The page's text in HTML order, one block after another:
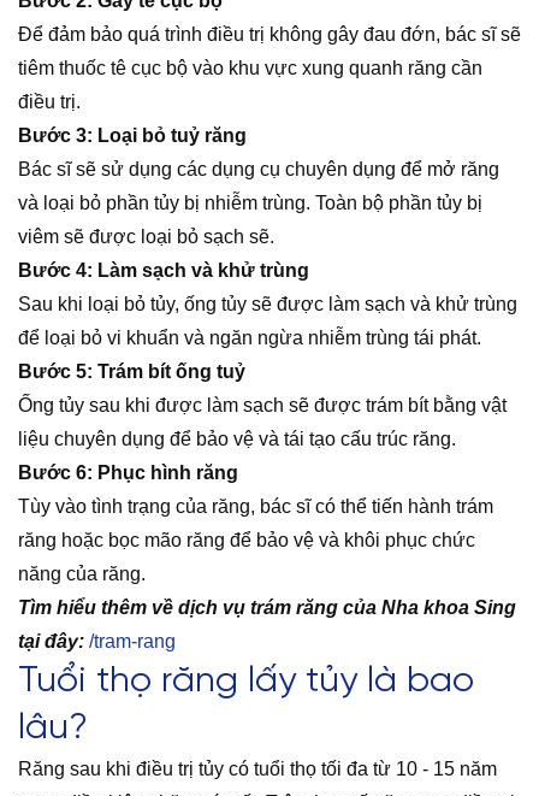
Để đảm bảo quá trình điều trị không gây đau đớn, bác sĩ sẽ
tiêm thuốc tê cục bộ vào khu vực xung quanh răng cần
điều trị.
Bước 3: Loại bỏ tuỷ răng
Bác sĩ sẽ sử dụng các dụng cụ chuyên dụng để mở răng
và loại bỏ phần tủy bị nhiễm trùng. Toàn bộ phần tủy bị
viêm sẽ được loại bỏ sạch sẽ.
Bước 4: Làm sạch và khử trùng
Sau khi loại bỏ tủy, ống tủy sẽ được làm sạch và khử trùng
để loại bỏ vi khuẩn và ngăn ngừa nhiễm trùng tái phát.
Bước 5: Trám bít ống tuỷ
Ống tủy sau khi được làm sạch sẽ được trám bít bằng vật
liệu chuyên dụng để bảo vệ và tái tạo cấu trúc răng.
Bước 6: Phục hình răng
Tùy vào tình trạng của răng, bác sĩ có thể tiến hành trám
răng hoặc bọc mão răng để bảo vệ và khôi phục chức
năng của răng.
Tìm hiểu thêm về dịch vụ trám răng của Nha khoa Sing
tại đây: /tram-rang
Tuổi thọ răng lấy tủy là bao
lâu?
Răng sau khi điều trị tủy có tuổi thọ tối đa từ 10 - 15 năm